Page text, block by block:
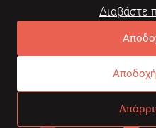
Συχνές
Διαβάστε